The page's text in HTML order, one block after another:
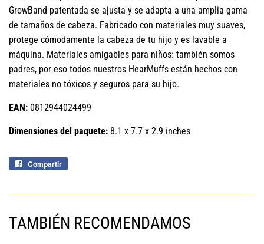
GrowBand patentada se ajusta y se adapta a una amplia gama
de tamaños de cabeza. Fabricado con materiales muy suaves,
protege cómodamente la cabeza de tu hijo y es lavable a
máquina. Materiales amigables para niños: también somos
padres, por eso todos nuestros HearMuffs están hechos con
materiales no tóxicos y seguros para su hijo.
EAN: 0812944024499
Dimensiones del paquete: 8.1 x 7.7 x 2.9 inches
Compartir
TAMBIÉN RECOMENDAMOS